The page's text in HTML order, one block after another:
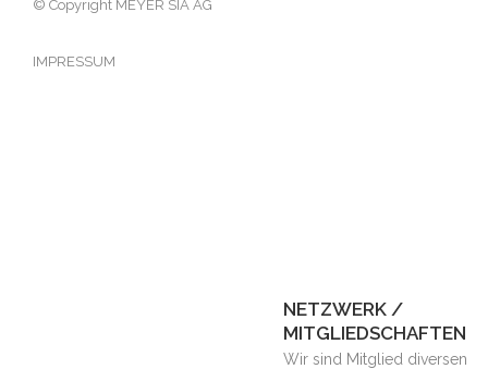
© Copyright MEYER SIA AG
IMPRESSUM
NETZWERK /
MITGLIEDSCHAFTEN
Wir sind Mitglied diversen